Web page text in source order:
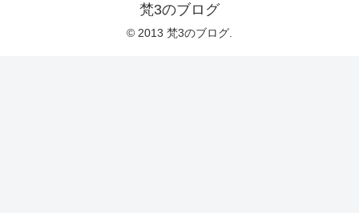
梵3のブログ
© 2013 梵3のブログ.